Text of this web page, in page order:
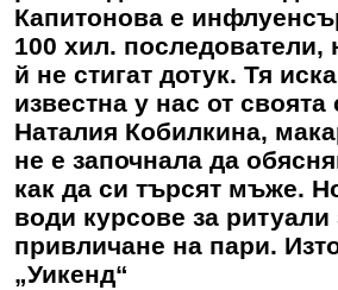
Капитонова е
100 хил. последователи,
й не стигат дотук. Тя
известна у нас от
Наталия Кобилкина,
не е започнала да
как да си търсят мъже.
води курсове за ритуали
привличане на пари.
„Уикенд“